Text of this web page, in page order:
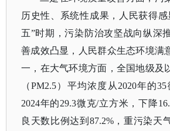
历史性、系统性成果，人民获得感
五”时期，污染防治攻坚战向纵深
善成效凸显，人民群众生态环境满
一，在大气环境方面，全国地级及
（PM2.5）平均浓度从2020年的
2024年的29.3微克/立方米，下降
良天数比例达到87.2%，重污染天